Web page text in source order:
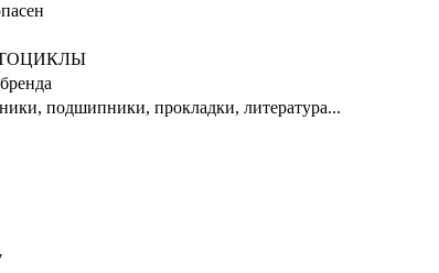
подшипники, прокладки, литература...